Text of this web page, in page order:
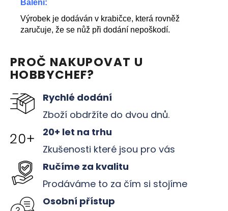
Balení:
Výrobek je dodáván v krabičce, která rovněž
zaručuje, že se nůž při dodání nepoškodí.
PROČ NAKUPOVAT U
HOBBYCHEF?
Rychlé dodání
Zboží obdržíte do dvou dnů.
20+ let na trhu
Zkušenosti které jsou pro vás
Ručíme za kvalitu
Prodáváme to za čím si stojíme
Osobní přístup